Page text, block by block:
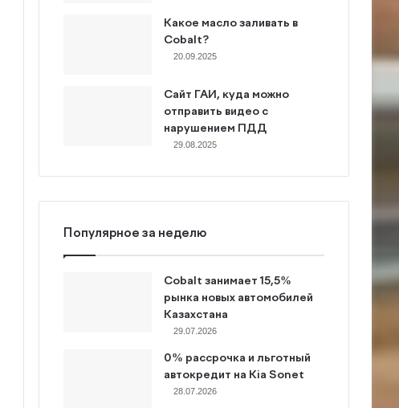
Какое масло заливать в
Cobalt?
20.09.2025
Сайт ГАИ, куда можно
отправить видео с
нарушением ПДД
29.08.2025
Популярное за неделю
Cobalt занимает 15,5%
рынка новых автомобилей
Казахстана
29.07.2026
0% рассрочка и льготный
автокредит на Kia Sonet
28.07.2026